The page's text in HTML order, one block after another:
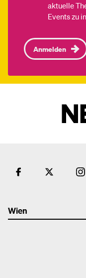
aktuelle
Events zu
Anmelden
Wien